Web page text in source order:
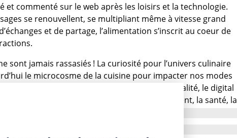
et commenté sur le web après les loisirs et la technologie.
se renouvellent, se multipliant même à vitesse grand
et de partage, l’alimentation s’inscrit au coeur de
sont jamais rassasiés ! La curiosité pour l’univers culinaire
le microcosme de la cuisine pour impacter nos modes
de son prochain dîner est toujours d’actualité, le digital
des sujets connexes, tels que l’environnement, la santé, la